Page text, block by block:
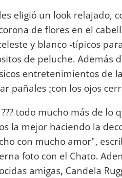
eligió un look relajado,
de flores en el
y blanco -típicos
de peluche. Además
entretenimientos de
pañales ¡con los ojos
todo mucho más de lo
la mejor haciendo la
con mucho amor️️️",
foto con el Chato.
amigas, Candela